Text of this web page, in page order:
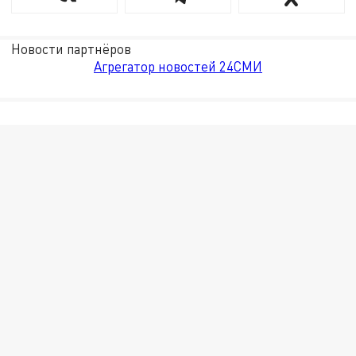
Новости партнёров
Агрегатор новостей 24СМИ